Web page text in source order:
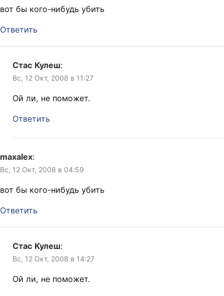
вот бы кого-нибудь убить
Ответить
Стас Кулеш:
Вс, 12 Окт, 2008 в 11:27
Ой ли, не поможет.
Ответить
maxalex:
Вс, 12 Окт, 2008 в 04:59
вот бы кого-нибудь убить
Ответить
Стас Кулеш:
Вс, 12 Окт, 2008 в 14:27
Ой ли, не поможет.